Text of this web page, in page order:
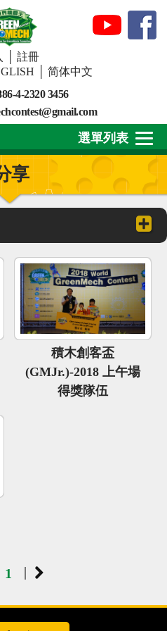
註冊
简体中文
4-2320 3456
我們
專區
活動
回顧
分享
證
題庫
認證
查詢
研習
選單列表
享
積木創客盃
(GMJr.)-2018 上午場
得獎隊伍
1 |